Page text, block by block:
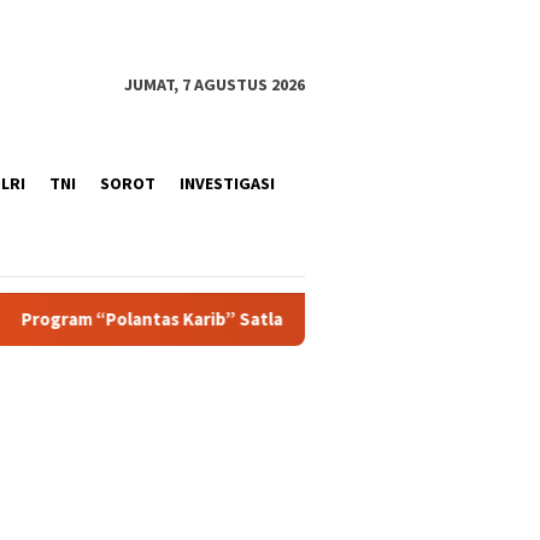
JUMAT, 7 AGUSTUS 2026
TNI SOROT INVESTIGASI
Karib” Satlantas Polres Sukabumi Kota Berbagi Makanan